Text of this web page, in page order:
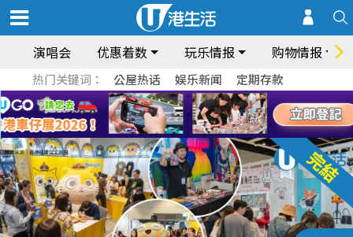
演唱会 优惠着数 玩乐情报 购物情报
热门关键词： 公屋热话 娱乐新闻 定期存款